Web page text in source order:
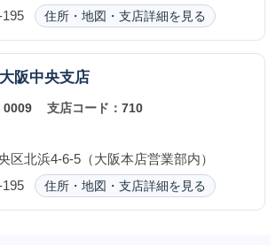
住所・地図・支店詳細を見る
大阪中央支店
0009 支店コード：710
区北浜4-6-5（大阪本店営業部内）
住所・地図・支店詳細を見る